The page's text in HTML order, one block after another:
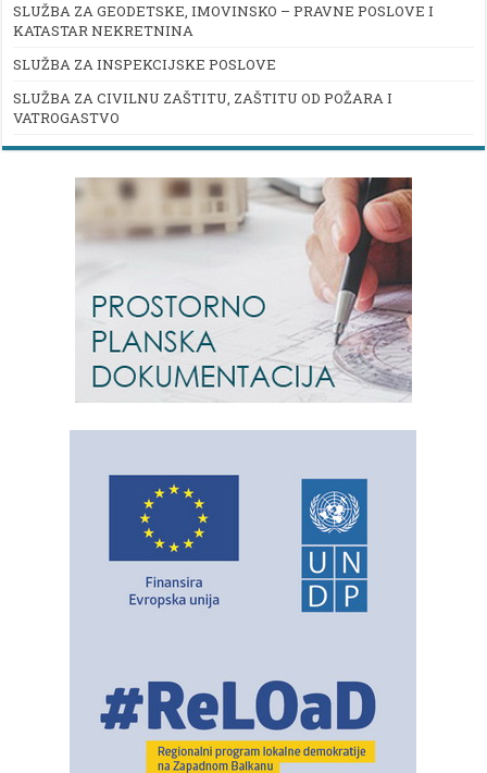
SLUŽBA ZA GEODETSKE, IMOVINSKO – PRAVNE POSLOVE I
KATASTAR NEKRETNINA
SLUŽBA ZA INSPEKCIJSKE POSLOVE
SLUŽBA ZA CIVILNU ZAŠTITU, ZAŠTITU OD POŽARA I
VATROGASTVO